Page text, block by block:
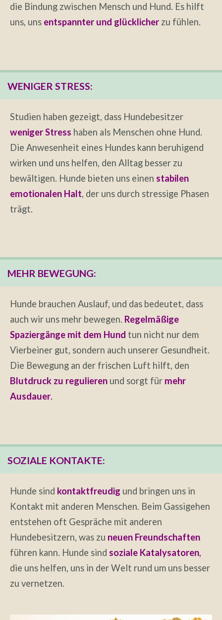
die Bindung zwischen Mensch und Hund. Es hilft
uns, uns entspannter und glücklicher zu fühlen.
WENIGER STRESS:
Studien haben gezeigt, dass Hundebesitzer
weniger Stress haben als Menschen ohne Hund.
Die Anwesenheit eines Hundes kann beruhigend
wirken und uns helfen, den Alltag besser zu
bewältigen. Hunde bieten uns einen stabilen
emotionalen Halt, der uns durch stressige Phasen
trägt.
MEHR BEWEGUNG:
Hunde brauchen Auslauf, und das bedeutet, dass
auch wir uns mehr bewegen. Regelmäßige
Spaziergänge mit dem Hund tun nicht nur dem
Vierbeiner gut, sondern auch unserer Gesundheit.
Die Bewegung an der frischen Luft hilft, den
Blutdruck zu regulieren und sorgt für mehr
Ausdauer.
SOZIALE KONTAKTE:
Hunde sind kontaktfreudig und bringen uns in
Kontakt mit anderen Menschen. Beim Gassigehen
entstehen oft Gespräche mit anderen
Hundebesitzern, was zu neuen Freundschaften
führen kann. Hunde sind soziale Katalysatoren,
die uns helfen, uns in der Welt rund um uns besser
zu vernetzen.